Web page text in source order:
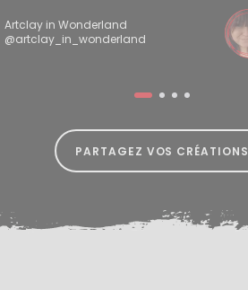
Artclay in Wonderland
@artclay_in_wonderland
PARTAGEZ VOS CRÉATIONS